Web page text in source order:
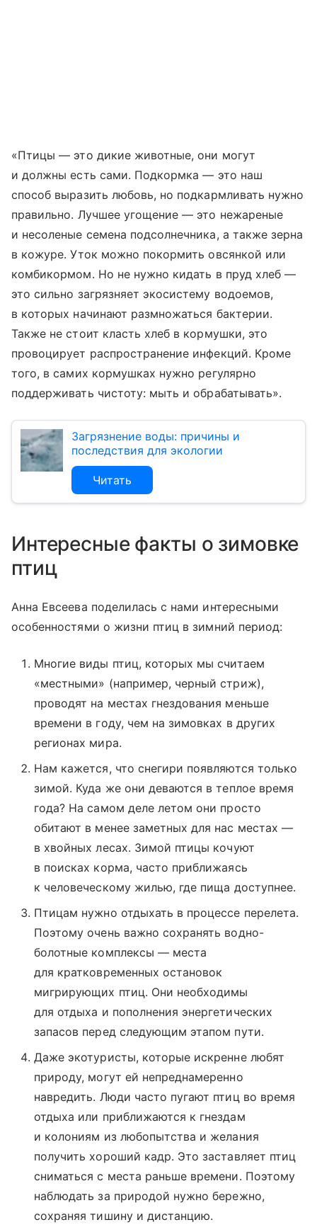
«Птицы — это дикие животные, они могут
и должны есть сами. Подкормка — это наш
способ выразить любовь, но подкармливать нужно
правильно. Лучшее угощение — это нежареные
и несоленые семена подсолнечника, а также зерна
в кожуре. Уток можно покормить овсянкой или
комбикормом. Но не нужно кидать в пруд хлеб —
это сильно загрязняет экосистему водоемов,
в которых начинают размножаться бактерии.
Также не стоит класть хлеб в кормушки, это
провоцирует распространение инфекций. Кроме
того, в самих кормушках нужно регулярно
поддерживать чистоту: мыть и обрабатывать».
Загрязнение воды: причины и
последствия для экологии
Читать
Интересные факты о зимовке
птиц
Анна Евсеева поделилась с нами интересными
особенностями о жизни птиц в зимний период:
Многие виды птиц, которых мы считаем
«местными» (например, черный стриж),
проводят на местах гнездования меньше
времени в году, чем на зимовках в других
регионах мира.
Нам кажется, что снегири появляются только
зимой. Куда же они деваются в теплое время
года? На самом деле летом они просто
обитают в менее заметных для нас местах ―
в хвойных лесах. Зимой птицы кочуют
в поисках корма, часто приближаясь
к человеческому жилью, где пища доступнее.
Птицам нужно отдыхать в процессе перелета.
Поэтому очень важно сохранять водно-
болотные комплексы — места
для кратковременных остановок
мигрирующих птиц. Они необходимы
для отдыха и пополнения энергетических
запасов перед следующим этапом пути.
Даже экотуристы, которые искренне любят
природу, могут ей непреднамеренно
навредить. Люди часто пугают птиц во время
отдыха или приближаются к гнездам
и колониям из любопытства и желания
получить хороший кадр. Это заставляет птиц
сниматься с места раньше времени. Поэтому
наблюдать за природой нужно бережно,
сохраняя тишину и дистанцию.